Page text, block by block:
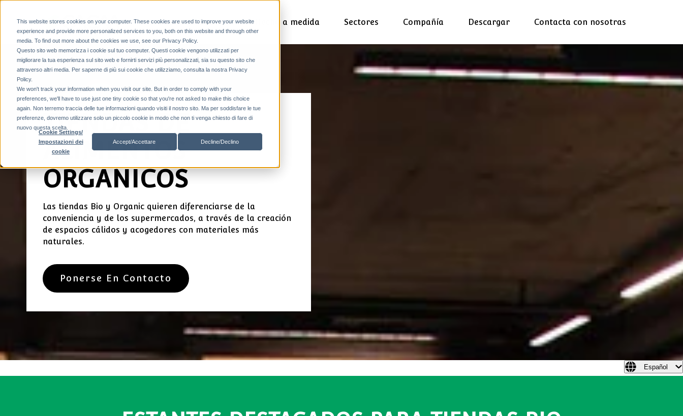
This website stores cookies on your computer. These cookies are used to improve your website
experience and provide more personalized services to you, both on this website and through other
media. To find out more about the cookies we use, see our Privacy Policy.
Questo sito web memorizza i cookie sul tuo computer. Questi cookie vengono utilizzati per
migliorare la tua esperienza sul sito web e fornirti servizi più personalizzati, sia su questo sito che
attraverso altri media. Per saperne di più sui cookie che utilizziamo, consulta la nostra Privacy
Policy.
We won't track your information when you visit our site. But in order to comply with your
preferences, we'll have to use just one tiny cookie so that you're not asked to make this choice
again. Non terremo traccia delle tue informazioni quando visiti il ​​nostro sito. Ma per soddisfare le tue
preferenze, dovremo utilizzare solo un piccolo cookie in modo che non ti venga chiesto di fare di
nuovo questa scelta.
Cookie Settings/
Impostazioni dei
cookie
Accept/Accettare Decline/Declino
Productos Hecho a medida Sectores Compañía Descargar Contacta con nosotras
TIENDAS DE
ALIMENTOS
ORGANICOS
Las tiendas Bio y Organic quieren diferenciarse de la
conveniencia y de los supermercados, a través de la creación
de espacios cálidos y acogedores con materiales más
naturales.
Ponerse En Contacto
Español